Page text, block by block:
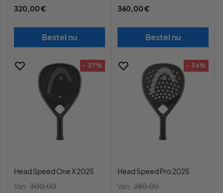
320,00 €
Bestel nu
360,00 €
Bestel nu
- 37%
Head Speed One X 2025
Van: 300,00
- 36%
Head Speed Pro 2025
Van: 280,00